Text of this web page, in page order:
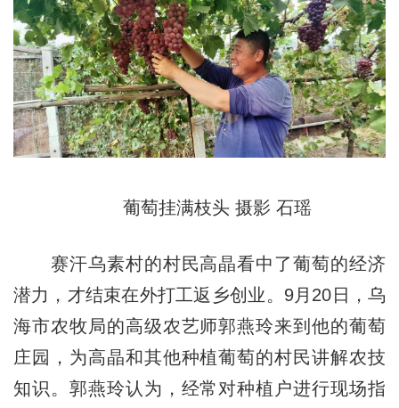
葡萄挂满枝头 摄影 石瑶
赛汗乌素村的村民高晶看中了葡萄的经济
潜力，才结束在外打工返乡创业。9月20日，乌
海市农牧局的高级农艺师郭燕玲来到他的葡萄
庄园，为高晶和其他种植葡萄的村民讲解农技
知识。郭燕玲认为，经常对种植户进行现场指